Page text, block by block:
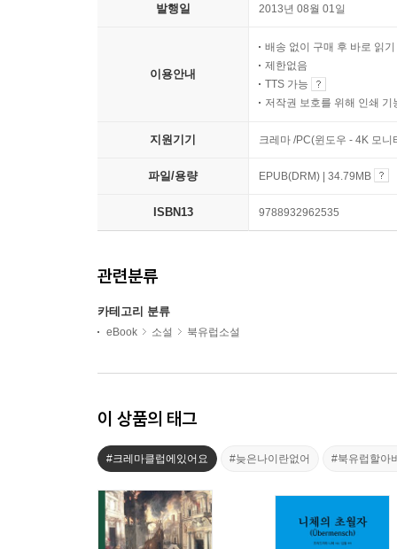
발행일 2013년 08월 01일
이용안내
배송 없이 구매 후 바로 읽기
제한없음
TTS 가능
저작권 보호를 위해 인쇄 기
지원기기 크레마 /PC(윈도우 - 4K 모
파일/용량 EPUB(DRM) | 34.79MB
ISBN13 9788932962535
관련분류
카테고리 분류
eBook 소설 북유럽소설
이 상품의 태그
#크레마클럽에있어요 #늦은나이란없어 #북유럽할아